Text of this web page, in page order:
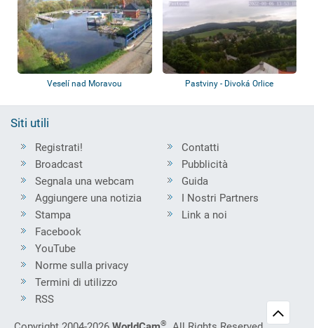
Veselí nad Moravou Pastviny - Divoká Orlice
Siti utili
Registrati!
Broadcast
Segnala una webcam
Aggiungere una notizia
Stampa
Contatti
Pubblicità
Guida
I Nostri Partners
Link a noi
Facebook
YouTube
Norme sulla privacy
Termini di utilizzo
RSS
®